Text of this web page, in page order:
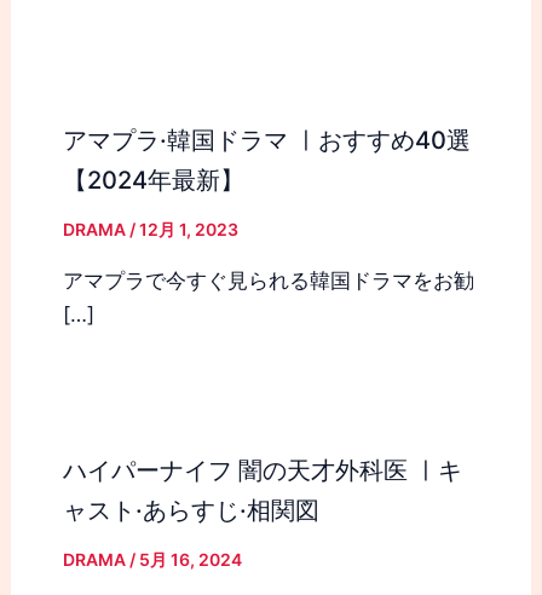
アマプラ·韓国ドラマ ㅣおすすめ40選
【2024年最新】
DRAMA/12月 1, 2023
アマプラで今すぐ見られる韓国ドラマをお勧
[…]
ハイパーナイフ 闇の天才外科医 ㅣキ
ャスト·あらすじ·相関図
DRAMA/ 5月 16, 2024